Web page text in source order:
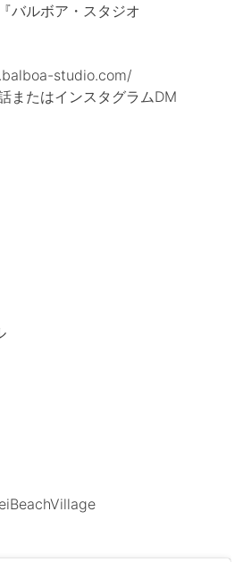
バルボア・スタジオ
studio.com/
またはインスタグラムDM